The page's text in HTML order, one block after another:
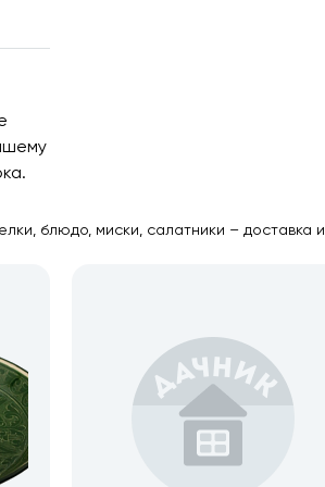
блюдо, миски, салатники – доставка и